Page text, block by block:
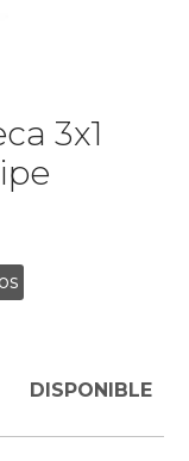
3x1
DISPONIBLE